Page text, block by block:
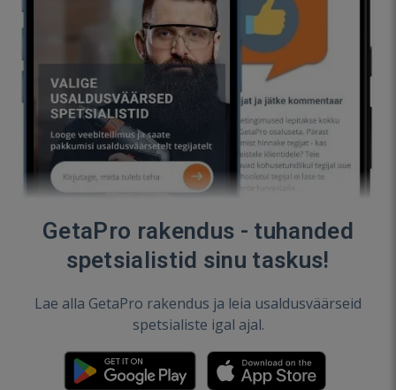
GetaPro rakendus - tuhanded
spetsialistid sinu taskus!
Lae alla GetaPro rakendus ja leia usaldusväärseid
spetsialiste igal ajal.